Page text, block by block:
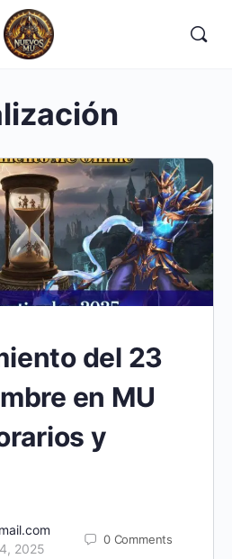
del 23
en MU
y
2025
0 Comments